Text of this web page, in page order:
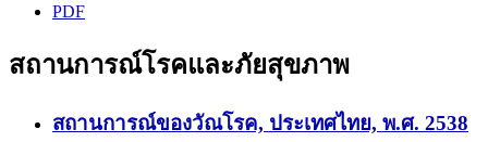
PDF
สถานการณ์โรคและภัยสุขภาพ
สถานการณ์ของวัณโรค, ประเทศไทย, พ.ศ. 2538